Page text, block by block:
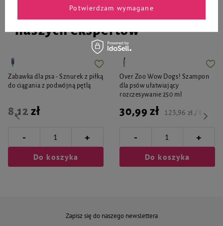
Zaufane i polecane przez
naszych ekspertów
Zabawka dla psa - Sznurek z piłką
do ciągania z podwójną pętlą
8,12 zł
- +
Do koszyka
Over Zoo Wow Dogs! Szampon
dla psów ułatwiający
rozczesywanie 250 ml
30,99 zł 123,96 zł / l
- +
Do koszyka
Zapisz się do naszego newslettera
Potwierdzam wymagane